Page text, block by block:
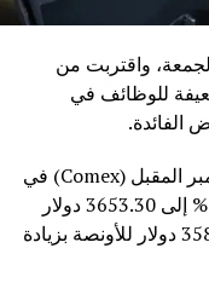
واقتربت من
ضعيفة للوظائف في
الفائدة.
وسجلت العقود الآجلة للذهب لشهر ديسمبر المقبل (Comex) في
نهاية تعاملات الجمعة ارتفاعا بنسبة 1.29% إلى 3653.30 دولار
للأونصة، فيما بلغت العقود الفورية 3586.69 دولار للأونصة بزيادة